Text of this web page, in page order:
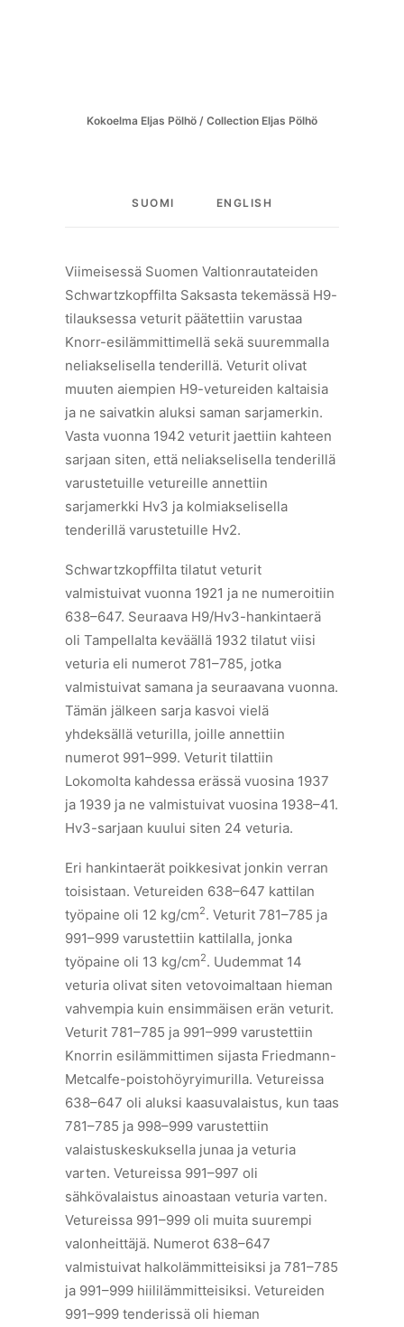
Kokoelma Eljas Pölhö / Collection Eljas Pölhö
SUOMI ENGLISH
Viimeisessä Suomen Valtionrautateiden
Schwartzkopffilta Saksasta tekemässä H9-
tilauksessa veturit päätettiin varustaa
Knorr-esilämmittimellä sekä suuremmalla
neliakselisella tenderillä. Veturit olivat
muuten aiempien H9-vetureiden kaltaisia
ja ne saivatkin aluksi saman sarjamerkin.
Vasta vuonna 1942 veturit jaettiin kahteen
sarjaan siten, että neliakselisella tenderillä
varustetuille vetureille annettiin
sarjamerkki Hv3 ja kolmiakselisella
tenderillä varustetuille Hv2.
Schwartzkopffilta tilatut veturit
valmistuivat vuonna 1921 ja ne numeroitiin
638–647. Seuraava H9/Hv3-hankintaerä
oli Tampellalta keväällä 1932 tilatut viisi
veturia eli numerot 781–785, jotka
valmistuivat samana ja seuraavana vuonna.
Tämän jälkeen sarja kasvoi vielä
yhdeksällä veturilla, joille annettiin
numerot 991–999. Veturit tilattiin
Lokomolta kahdessa erässä vuosina 1937
ja 1939 ja ne valmistuivat vuosina 1938–41.
Hv3-sarjaan kuului siten 24 veturia.
Eri hankintaerät poikkesivat jonkin verran
toisistaan. Vetureiden 638–647 kattilan
työpaine oli 12 kg/cm2. Veturit 781–785 ja
991–999 varustettiin kattilalla, jonka
työpaine oli 13 kg/cm2. Uudemmat 14
veturia olivat siten vetovoimaltaan hieman
vahvempia kuin ensimmäisen erän veturit.
Veturit 781–785 ja 991–999 varustettiin
Knorrin esilämmittimen sijasta Friedmann-
Metcalfe-poistohöyryimurilla. Vetureissa
638–647 oli aluksi kaasuvalaistus, kun taas
781–785 ja 998–999 varustettiin
valaistuskeskuksella junaa ja veturia
varten. Vetureissa 991–997 oli
sähkövalaistus ainoastaan veturia varten.
Vetureissa 991–999 oli muita suurempi
valonheittäjä. Numerot 638–647
valmistuivat halkolämmitteisiksi ja 781–785
ja 991–999 hiililämmitteisiksi. Vetureiden
991–999 tenderissä oli hieman